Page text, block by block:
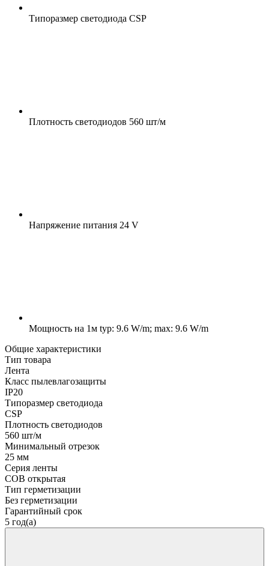
Типоразмер светодиода CSP
Плотность светодиодов 560 шт/м
Напряжение питания 24 V
Мощность на 1м typ: 9.6 W/m; max: 9.6 W/m
Общие характеристики
Тип товара
Лента
Класс пылевлагозащиты
IP20
Типоразмер светодиода
CSP
Плотность светодиодов
560 шт/м
Минимальный отрезок
25 мм
Серия ленты
COB открытая
Тип герметизации
Без герметизации
Гарантийный срок
5 год(а)